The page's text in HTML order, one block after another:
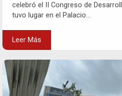
celebró el II Congreso de
tuvo lugar en el Palacio...
Leer Más